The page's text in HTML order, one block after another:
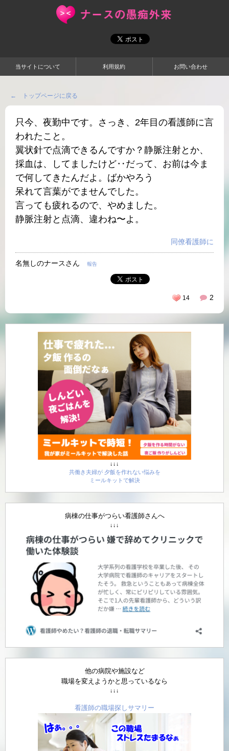
当サイトについて 利用規約 お問い合わせ
← トップページに戻る
只今、夜勤中です。さっき、2年目の看護師に言
われたこと。
翼状針で点滴できるんですか？静脈注射とか、
採血は、してましたけど‥だって、お前は今ま
で何してきたんだよ。ばかやろう
呆れて言葉がでませんでした。
言っても疲れるので、やめました。
静脈注射と点滴、違わね〜よ。
同僚看護師に
名無しのナースさん 報告
2
14
↓↓↓
共働き夫婦が 夕飯を作れない悩みを
ミールキットで解決
病棟の仕事がつらい看護師さんへ
↓↓↓
他の病院や施設など
職場を変えようかと思っているなら
↓↓↓
看護師の職場探しサマリー